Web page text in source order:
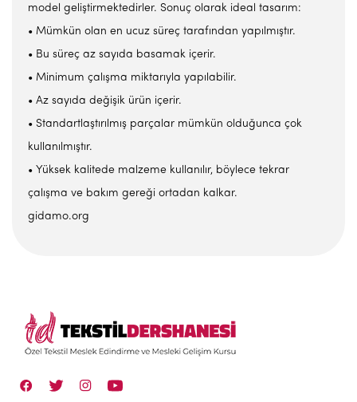
model geliştirmektedirler. Sonuç olarak ideal tasarım:
• Mümkün olan en ucuz süreç tarafından yapılmıştır.
• Bu süreç az sayıda basamak içerir.
• Minimum çalışma miktarıyla yapılabilir.
• Az sayıda değişik ürün içerir.
• Standartlaştırılmış parçalar mümkün olduğunca çok
kullanılmıştır.
• Yüksek kalitede malzeme kullanılır, böylece tekrar
çalışma ve bakım gereği ortadan kalkar.
gidamo.org